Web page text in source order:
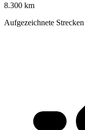
8.300 km
Aufgezeichnete Strecken